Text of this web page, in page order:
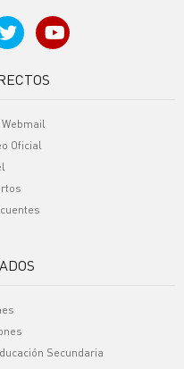
Oficial
Secundaria